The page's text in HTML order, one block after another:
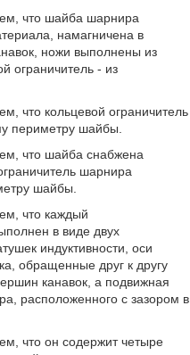
что шайба шарнира
намагничена в
ножи выполнены из
ограничитель - из
что кольцевой ограничитель
периметру шайбы.
что шайба снабжена
шарнира
шайбы.
что каждый
в виде двух
индуктивности, оси
обращенные друг к другу
канавок, а подвижная
расположенного с зазором в
что он содержит четыре